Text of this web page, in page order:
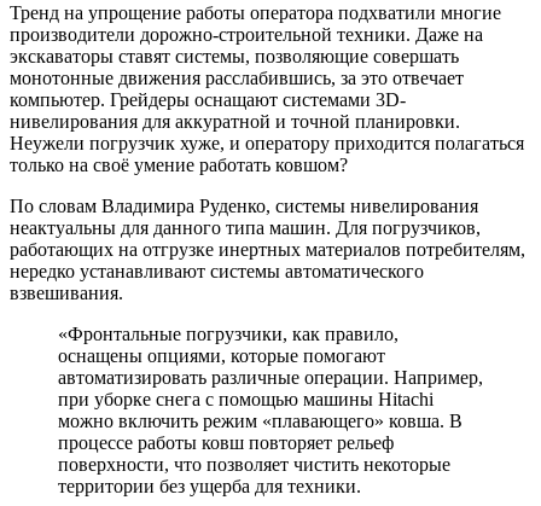
Тренд на упрощение работы оператора подхватили многие
производители дорожно-строительной техники. Даже на
экскаваторы ставят системы, позволяющие совершать
монотонные движения расслабившись, за это отвечает
компьютер. Грейдеры оснащают системами 3D-
нивелирования для аккуратной и точной планировки.
Неужели погрузчик хуже, и оператору приходится полагаться
только на своё умение работать ковшом?
По словам Владимира Руденко, системы нивелирования
неактуальны для данного типа машин. Для погрузчиков,
работающих на отгрузке инертных материалов потребителям,
нередко устанавливают системы автоматического
взвешивания.
«Фронтальные погрузчики, как правило,
оснащены опциями, которые помогают
автоматизировать различные операции. Например,
при уборке снега с помощью машины Hitachi
можно включить режим «плавающего» ковша. В
процессе работы ковш повторяет рельеф
поверхности, что позволяет чистить некоторые
территории без ущерба для техники.